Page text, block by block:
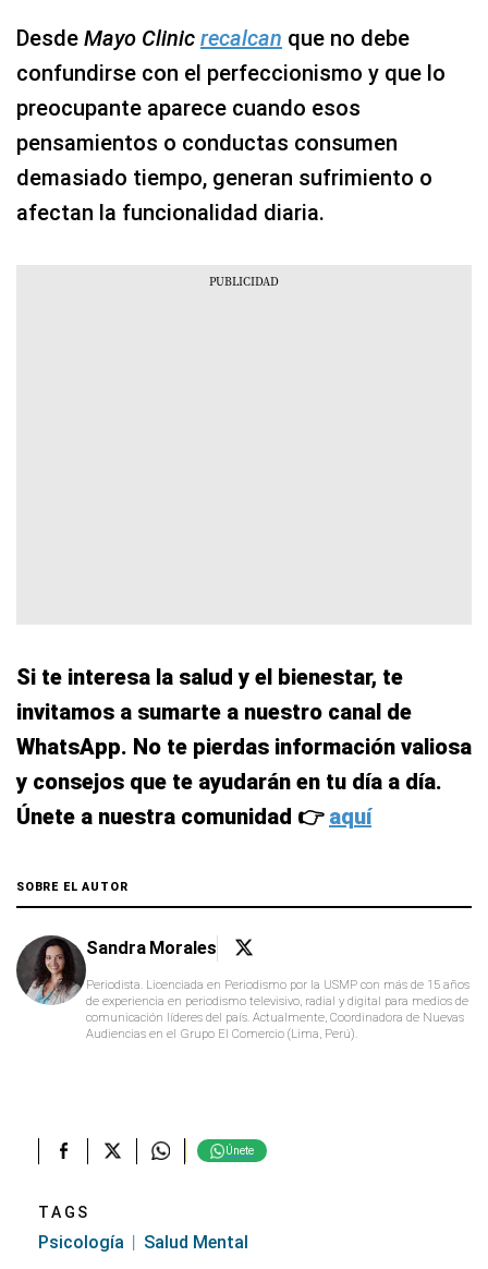
Desde Mayo Clinic recalcan que no debe
confundirse con el perfeccionismo y que lo
preocupante aparece cuando esos
pensamientos o conductas consumen
demasiado tiempo, generan sufrimiento o
afectan la funcionalidad diaria.
Si te interesa la salud y el bienestar, te
invitamos a sumarte a nuestro canal de
WhatsApp. No te pierdas información valiosa
y consejos que te ayudarán en tu día a día.
Únete a nuestra comunidad 👉 aquí
SOBRE EL AUTOR
Sandra Morales
Periodista. Licenciada en Periodismo por la USMP con más de 15 años
de experiencia en periodismo televisivo, radial y digital para medios de
comunicación líderes del país. Actualmente, Coordinadora de Nuevas
Audiencias en el Grupo El Comercio (Lima, Perú).
Únete
TAGS
Psicología Salud Mental